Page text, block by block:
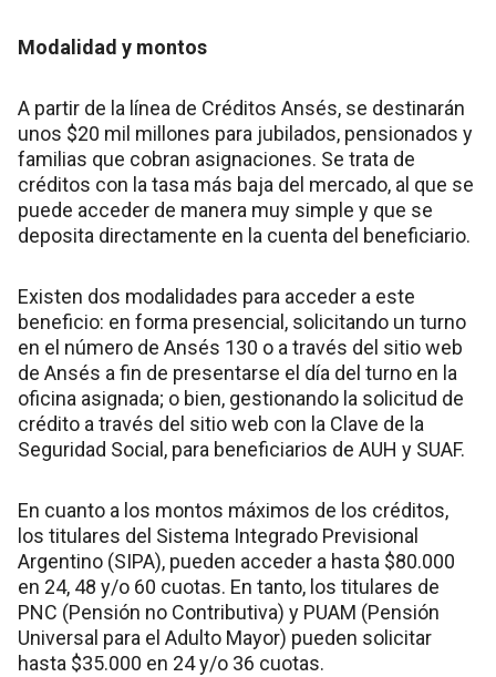
Modalidad y montos
A partir de la línea de Créditos Ansés, se destinarán
unos $20 mil millones para jubilados, pensionados y
familias que cobran asignaciones. Se trata de
créditos con la tasa más baja del mercado, al que se
puede acceder de manera muy simple y que se
deposita directamente en la cuenta del beneficiario.
Existen dos modalidades para acceder a este
beneficio: en forma presencial, solicitando un turno
en el número de Ansés 130 o a través del sitio web
de Ansés a fin de presentarse el día del turno en la
oficina asignada; o bien, gestionando la solicitud de
crédito a través del sitio web con la Clave de la
Seguridad Social, para beneficiarios de AUH y SUAF.
En cuanto a los montos máximos de los créditos,
los titulares del Sistema Integrado Previsional
Argentino (SIPA), pueden acceder a hasta $80.000
en 24, 48 y/o 60 cuotas. En tanto, los titulares de
PNC (Pensión no Contributiva) y PUAM (Pensión
Universal para el Adulto Mayor) pueden solicitar
hasta $35.000 en 24 y/o 36 cuotas.